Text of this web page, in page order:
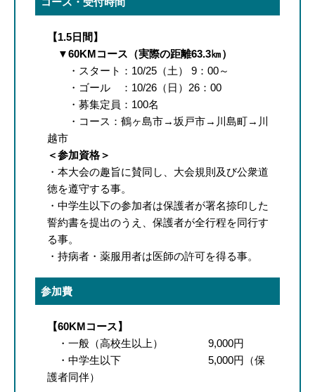
【1.5日間】
▼60KMコース（実際の距離63.3㎞）
・スタート：10/25（土） 9：00～
・ゴール ：10/26（日）26：00
・募集定員：100名
・コース：鶴ヶ島市→坂戸市→川島町→川
越市
＜参加資格＞
・本大会の趣旨に賛同し、大会規則及び公衆道
徳を遵守する事。
・中学生以下の参加者は保護者が署名捺印した
誓約書を提出のうえ、保護者が全行程を同行す
る事。
・持病者・薬服用者は医師の許可を得る事。
参加費
【60KMコース】
・一般（高校生以上） 9,000円
・中学生以下 5,000円（保
護者同伴）